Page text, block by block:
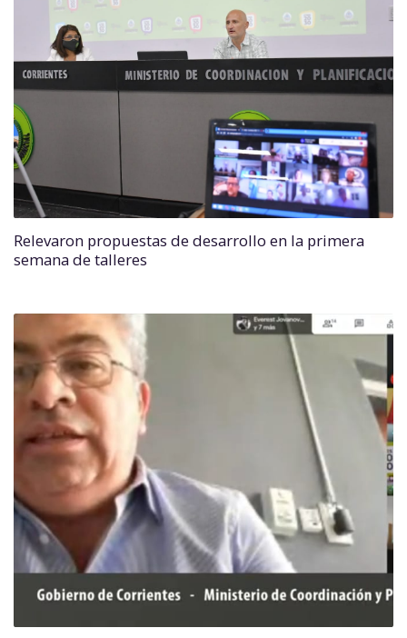
Relevaron propuestas de desarrollo en la primera
semana de talleres